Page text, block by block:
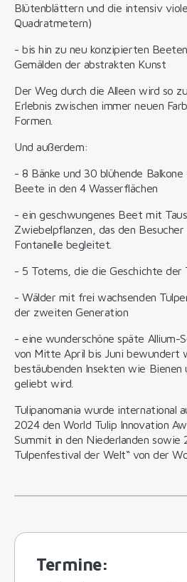
Blütenblättern und die intensiv
Quadratmetern)
- bis hin zu neu konzipierten
Gemälden der abstrakten Kunst
Der Weg durch die Alleen wird so
Erlebnis zwischen immer neuen
Formen.
Und außerdem:
- 8 Bänke und 30 blühende
Beete in den 4 Wasserflächen
- ein geschwungenes Beet mit
Zwiebelpflanzen, das den
Fontanelle begleitet.
- 5 Totems, die die Geschichte der
- Wälder mit frei wachsenden
der zweiten Generation
- eine wunderschöne späte Allium-
von Mitte April bis Juni bewundert
bestäubenden Insekten wie Bienen
geliebt wird.
Tulipanomania wurde international
2024 den World Tulip Innovation
Summit in den Niederlanden sowie
Tulpenfestival der Welt“ von der
Termine: